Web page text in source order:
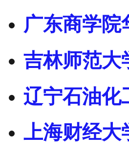
广东商学院
吉林师范大
辽宁石油化
上海财经大